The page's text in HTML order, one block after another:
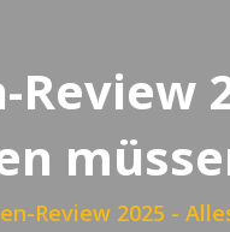
Review 2025 -